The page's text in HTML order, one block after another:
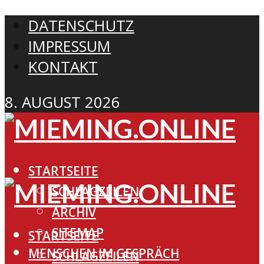
DATENSCHUTZ
IMPRESSUM
KONTAKT
8. AUGUST 2026
STARTSEITE
SCHLAGZEILEN
ARCHIV
SITEMAP
MENSCHEN IM GESPRÄCH
STARTSEITE
SCHLAGZEILEN